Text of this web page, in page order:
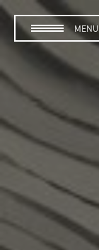
MENU